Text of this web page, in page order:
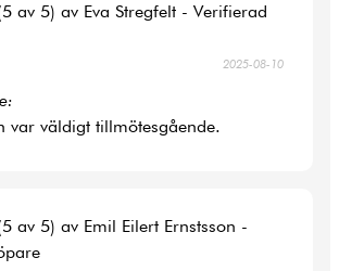
av 5) av Eva Stregfelt - Verifierad
2025-08-10
var väldigt tillmötesgående.
av 5) av Emil Eilert Ernstsson -